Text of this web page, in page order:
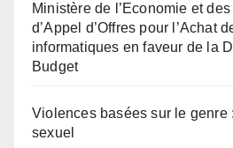
Ministère de l’Economie et
d’Appel d’Offres pour l’Achat
informatiques en faveur de la
Budget
Violences basées sur le genre
sexuel